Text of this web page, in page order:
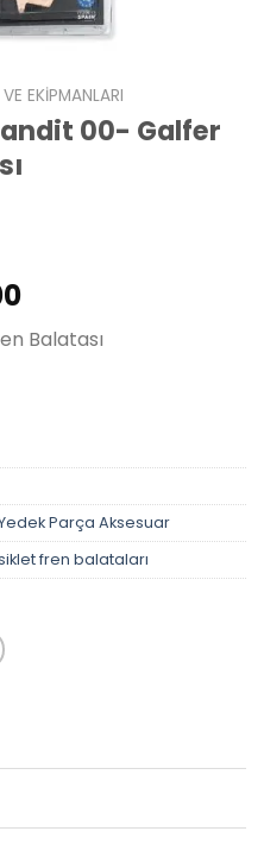
VE EKIPMANLARI
00- Galfer
Şu
andaki
fiyat:
Balatası
Parça Aksesuar
fren balataları